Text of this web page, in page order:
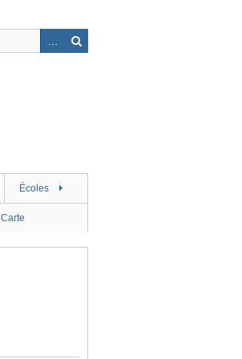
Écoles
Carte